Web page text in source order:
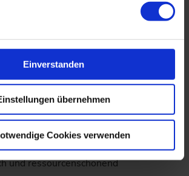
Einverstanden
übernehmen
Cookies verwenden
Auswirkungen auf die Prozesse im
haben. Dies zeigt sich schon bei der
die jedem Endanwender mit nur
oder Integrators können problemlos in
der einzelnen Komponente
damit der Endanwender die Freiheit
bei wem eine Servicemeldung
Vom Endanwender gedacht, bietet
lokale Partner oder anhand der
priorisieren und die Reparatur
und ressourcenschonend